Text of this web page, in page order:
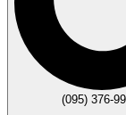
(095) 376-